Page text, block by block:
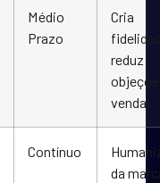
Médio
Prazo
Cria
reduz
venda
Contínuo
da